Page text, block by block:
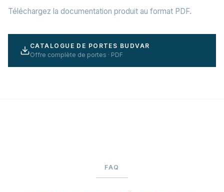
Téléchargez la documentation produit au format PDF.
CATALOGUE DE PORTES BUDVAR
Offre complète de portes · PDF
FAQ